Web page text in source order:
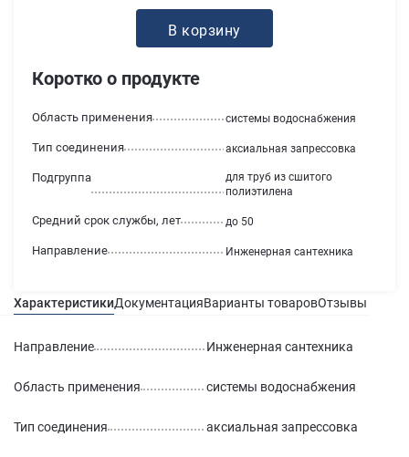
Коротко о продукте
Направление Инженерная сантехника
Область применения системы водоснабжения
Тип соединения аксиальная запрессовка
Подгруппа
для труб из сшитого
полиэтилена
Средний срок службы, лет до 50
В корзину
ХарактеристикиДокументацияВарианты товаровОтзывы
Направление Инженерная сантехника
Область применения системы водоснабжения
Тип соединения аксиальная запрессовка